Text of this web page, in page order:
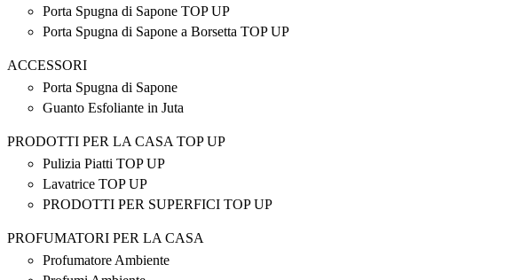
Porta Spugna di Sapone TOP UP
Porta Spugna di Sapone a Borsetta TOP UP
ACCESSORI
Porta Spugna di Sapone
Guanto Esfoliante in Juta
PRODOTTI PER LA CASA TOP UP
Pulizia Piatti TOP UP
Lavatrice TOP UP
PRODOTTI PER SUPERFICI TOP UP
PROFUMATORI PER LA CASA
Profumatore Ambiente